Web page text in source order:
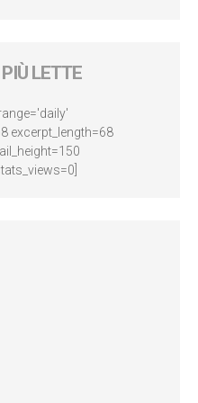
LETTE
excerpt_length=68